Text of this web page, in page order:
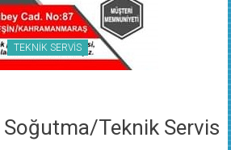
TEKNİK SERVİS
Teknik Servis